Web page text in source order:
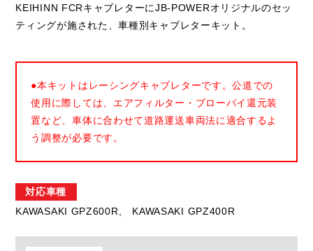
KEIHINN FCRキャブレターにJB-POWERオリジナルのセッ
ティングが施された、車種別キャブレターキット。
●本キットはレーシングキャブレターです。公道での
使用に際しては、エアフィルター・ブローバイ還元装
置など、車体に合わせて道路運送車両法に適合するよ
う調整が必要です。
対応車種
KAWASAKI GPZ600R,
KAWASAKI GPZ400R